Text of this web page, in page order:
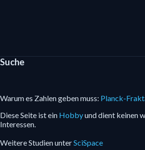
Suche
Warum es Zahlen geben muss: Planck-
Diese Seite ist ein Hobbyund dient keinen
Interessen.
Weitere Studien unterSciSpace